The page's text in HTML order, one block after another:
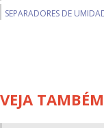
SEPARADORES DE
TROCADORES DE
BALÕES SEPARADORES
VEJA